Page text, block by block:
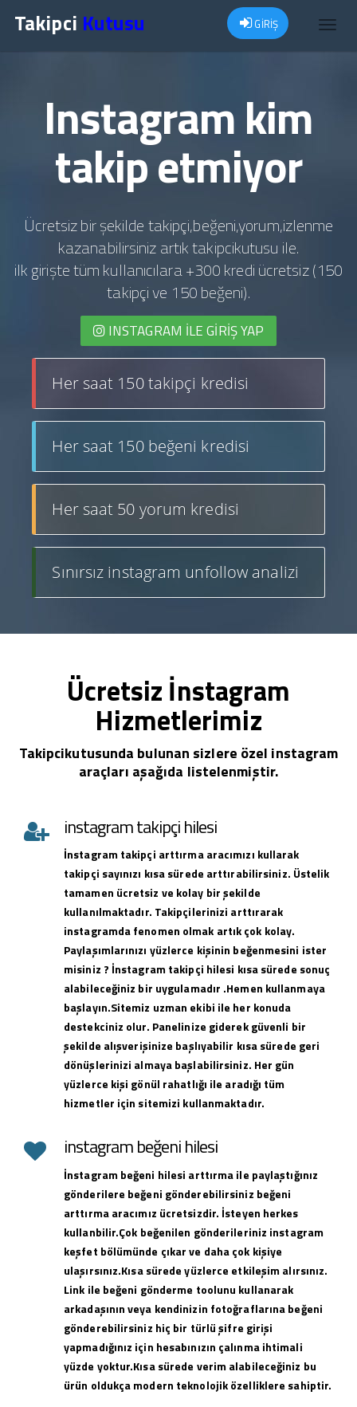
Takipci Kutusu GİRİŞ
Instagram kim
takip etmiyor
Ücretsiz bir şekilde takipçi,beğeni,yorum,izlenme
kazanabilirsiniz artık takipcikutusu ile.
ilk girişte tüm kullanıcılara +300 kredi ücretsiz (150
takipçi ve 150 beğeni).
INSTAGRAM İLE GIRIŞ YAP
Her saat 150 takipçi kredisi
Her saat 150 beğeni kredisi
Her saat 50 yorum kredisi
Sınırsız instagram unfollow analizi
Ücretsiz İnstagram
Hizmetlerimiz
Takipcikutusunda bulunan sizlere özel instagram
araçları aşağıda listelenmiştir.
instagram takipçi hilesi
İnstagram takipçi arttırma aracımızı kullarak
takipçi sayınızı kısa sürede arttırabilirsiniz. Üstelik
tamamen ücretsiz ve kolay bir şekilde
kullanılmaktadır. Takipçilerinizi arttırarak
instagramda fenomen olmak artık çok kolay.
Paylaşımlarınızı yüzlerce kişinin beğenmesini ister
misiniz ? İnstagram takipçi hilesi kısa sürede sonuç
alabileceğiniz bir uygulamadır .Hemen kullanmaya
başlayın.Sitemiz uzman ekibi ile her konuda
destekciniz olur. Panelinize giderek güvenli bir
şekilde alışverişinize başlıyabilir kısa sürede geri
dönüşlerinizi almaya başlabilirsiniz. Her gün
yüzlerce kişi gönül rahatlığı ile aradığı tüm
hizmetler için sitemizi kullanmaktadır.
instagram beğeni hilesi
İnstagram beğeni hilesi arttırma ile paylaştığınız
gönderilere beğeni gönderebilirsiniz beğeni
arttırma aracımız ücretsizdir. İsteyen herkes
kullanbilir.Çok beğenilen gönderileriniz instagram
keşfet bölümünde çıkar ve daha çok kişiye
ulaşırsınız.Kısa sürede yüzlerce etkileşim alırsınız.
Link ile beğeni gönderme toolunu kullanarak
arkadaşının veya kendinizin fotoğraflarına beğeni
gönderebilirsiniz hiç bir türlü şifre girişi
yapmadığınız için hesabınızın çalınma ihtimali
yüzde yoktur.Kısa sürede verim alabileceğiniz bu
ürün oldukça modern teknolojik özelliklere sahiptir.